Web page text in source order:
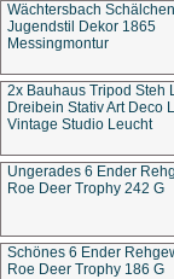
Wächtersbach Schälchen
Jugendstil Dekor 1865
Messingmontur
2x Bauhaus Tripod Steh
Dreibein Stativ Art Deco
Vintage Studio Leucht
Ungerades 6 Ender
Roe Deer Trophy 242 G
Schönes 6 Ender
Roe Deer Trophy 186 G